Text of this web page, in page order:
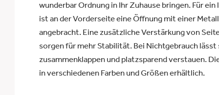
wunderbar Ordnung in Ihr Zuhause bringen. Für
ist an der Vorderseite eine Öffnung mit einer
angebracht. Eine zusätzliche Verstärkung von
sorgen für mehr Stabilität. Bei Nichtgebrauch lässt
zusammenklappen und platzsparend verstauen.
in verschiedenen Farben und Größen erhältlich.